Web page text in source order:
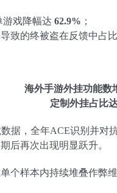
游戏降幅达 62.9% ；
致的终被盗在反馈中占
海外手游外挂功能数
定制外挂占比
据，全年ACE识别并对
后再次出现明显跃升。
个样本内持续堆叠作弊